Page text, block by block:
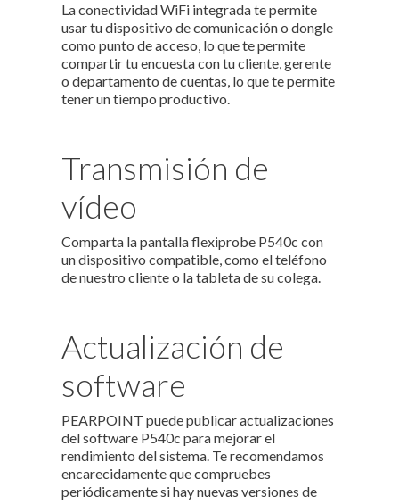
La conectividad WiFi integrada te permite
usar tu dispositivo de comunicación o dongle
como punto de acceso, lo que te permite
compartir tu encuesta con tu cliente, gerente
o departamento de cuentas, lo que te permite
tener un tiempo productivo.
Transmisión de
vídeo
Comparta la pantalla flexiprobe P540c con
un dispositivo compatible, como el teléfono
de nuestro cliente o la tableta de su colega.
Actualización de
software
PEARPOINT puede publicar actualizaciones
del software P540c para mejorar el
rendimiento del sistema. Te recomendamos
encarecidamente que compruebes
periódicamente si hay nuevas versiones de